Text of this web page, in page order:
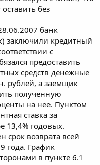
без
банк
заключили кредитный
с
предоставить
средств денежные
рублей, а заемщик
полученную
на нее. Пунктом
ставка за
13,4% годовых.
срок возврата всей
года. График
в пункте 6.1